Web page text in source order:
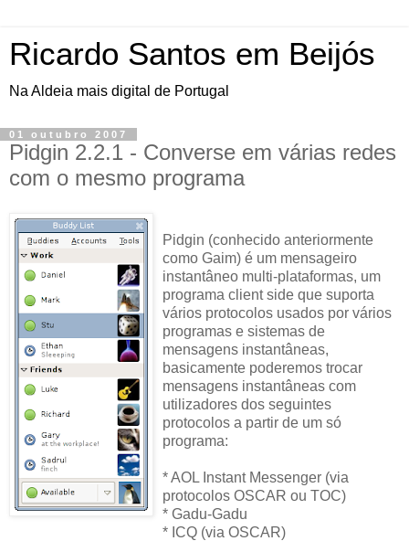
Ricardo Santos em Beijós
Na Aldeia mais digital de Portugal
01 outubro 2007
Pidgin 2.2.1 - Converse em várias redes
com o mesmo programa
Pidgin (conhecido anteriormente
como Gaim) é um mensageiro
instantâneo multi-plataformas, um
programa client side que suporta
vários protocolos usados por vários
programas e sistemas de
mensagens instantâneas,
basicamente poderemos trocar
mensagens instantâneas com
utilizadores dos seguintes
protocolos a partir de um só
programa:
* AOL Instant Messenger (via
protocolos OSCAR ou TOC)
* Gadu-Gadu
* ICQ (via OSCAR)